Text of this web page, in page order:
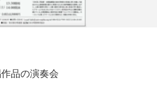
品の演奏会